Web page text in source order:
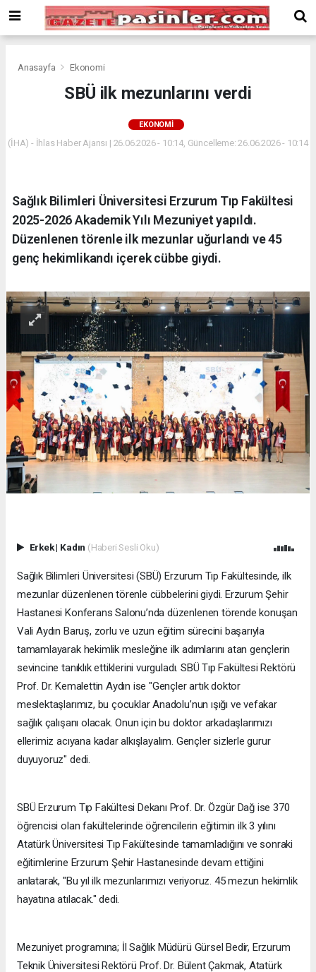
Bonusu
Veren
deneme
bonus
Bonus
Veren
Anasayfa Ekonomi
SBÜ ilk mezunlarını verdi
EKONOMI
(İHA) - İhlas Haber Ajansı | 26.06.2026 - 10:14, Güncelleme: 26.06.2026 - 10:14
Sağlık Bilimleri Üniversitesi Erzurum Tıp Fakültesi
2025-2026 Akademik Yılı Mezuniyet yapıldı.
Düzenlenen törenle ilk mezunlar uğurlandı ve 45
genç hekimlikandı içerek cübbe giydi.
Erkek| Kadın (Haberi Sesli Oku)
Sağlık Bilimleri Üniversitesi (SBÜ) Erzurum Tıp Fakültesinde, ilk
mezunlar düzenlenen törenle cübbelerini giydi. Erzurum Şehir
Hastanesi Konferans Salonu’nda düzenlenen törende konuşan
Vali Aydın Baruş, zorlu ve uzun eğitim sürecini başarıyla
tamamlayarak hekimlik mesleğine ilk adımlarını atan gençlerin
sevincine tanıklık ettiklerini vurguladı. SBÜ Tıp Fakültesi Rektörü
Prof. Dr. Kemalettin Aydın ise "Gençler artık doktor
meslektaşlarımız, bu çocuklar Anadolu’nun ışığı ve vefakar
sağlık çalışanı olacak. Onun için bu doktor arkadaşlarımızı
ellerimiz acıyana kadar alkışlayalım. Gençler sizlerle gurur
duyuyoruz" dedi.
SBÜ Erzurum Tıp Fakültesi Dekanı Prof. Dr. Özgür Dağ ise 370
öğrencisi olan fakültelerinde öğrencilerin eğitimin ilk 3 yılını
Atatürk Üniversitesi Tıp Fakültesinde tamamladığını ve sonraki
eğitimlerine Erzurum Şehir Hastanesinde devam ettiğini
anlatarak, "Bu yıl ilk mezunlarımızı veriyoruz. 45 mezun hekimlik
hayatına atılacak." dedi.
Mezuniyet programına; İl Sağlık Müdürü Gürsel Bedir, Erzurum
Teknik Üniversitesi Rektörü Prof. Dr. Bülent Çakmak, Atatürk